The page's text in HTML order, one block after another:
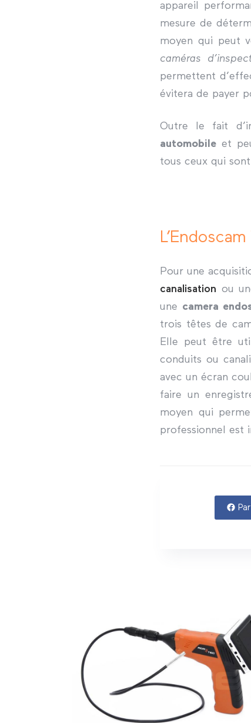
appareil
mesure de
moyen qui peut
caméras
permettent
évitera de payer
Outre le fait
automobile et
tous ceux qui
Pour une
canalisation ou
une camera
trois têtes de
Elle peut être
conduits ou
avec un écran
faire un
moyen qui
professionnel est